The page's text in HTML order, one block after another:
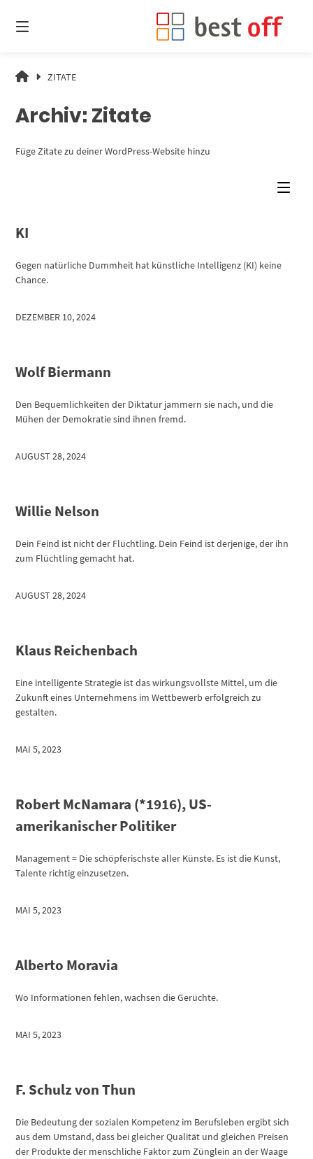
zum
Inhalt
ZUKUNFT
MACHBAR.
ZITATE
Archiv: Zitate
Füge Zitate zu deiner WordPress-Website hinzu
KI
Gegen natürliche Dummheit hat künstliche Intelligenz (KI) keine
Chance.
DEZEMBER 10, 2024
Wolf Biermann
Den Bequemlichkeiten der Diktatur jammern sie nach, und die
Mühen der Demokratie sind ihnen fremd.
AUGUST 28, 2024
Willie Nelson
Dein Feind ist nicht der Flüchtling. Dein Feind ist derjenige, der ihn
zum Flüchtling gemacht hat.
AUGUST 28, 2024
Klaus Reichenbach
Eine intelligente Strategie ist das wirkungsvollste Mittel, um die
Zukunft eines Unternehmens im Wettbewerb erfolgreich zu
gestalten.
MAI 5, 2023
Robert McNamara (*1916), US-
amerikanischer Politiker
Management = Die schöpferischste aller Künste. Es ist die Kunst,
Talente richtig einzusetzen.
MAI 5, 2023
Alberto Moravia
Wo Informationen fehlen, wachsen die Gerüchte.
MAI 5, 2023
F. Schulz von Thun
Die Bedeutung der sozialen Kompetenz im Berufsleben ergibt sich
aus dem Umstand, dass bei gleicher Qualität und gleichen Preisen
der Produkte der menschliche Faktor zum Zünglein an der Waage